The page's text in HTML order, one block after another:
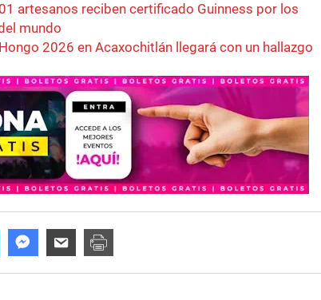
artesanos reciben certificado Guinness por los
mundo
2026 en Acaxochitlán llegará con un hallazgo